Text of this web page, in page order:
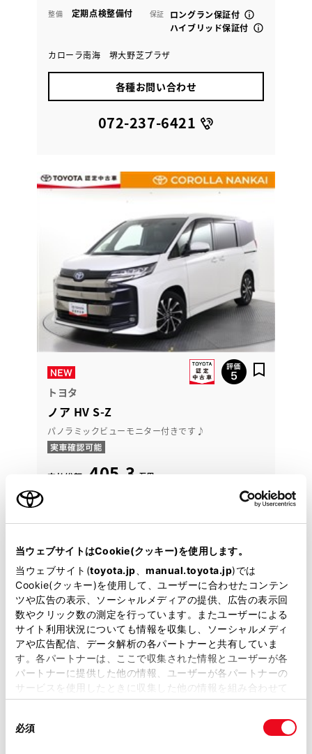
当ウェブサイトはCookie(クッキー)を使用します。
当ウェブサイト(toyota.jp manual.toyota.jp)では
Cookie(クッキー)を使用して、ユーザーに合わせたコンテン
ツや広告の表示、ソーシャルメディアの提供、広告の表示回
数やクリック数の測定を行っています。またユーザーによる
サイト利用状況についても情報を収集し、ソーシャルメディ
アや広告配信、データ解析の各パートナーと共有していま
す。各パートナーは、ここで収集された情報とユーザーが各
パートナーに提供した他の情報、ユーザーが各パートナーの
サービスを使用したときに収集した他の情報を組み合わせて
使用することがあります。当ウェブサイトの使用を続行する
必須
整備 定期点検整備付 保証
ロングラン保証付
ハイブリッド保証付
カローラ南海 堺大野芝プラザ
各種お問い合わせ
072-237-6421
トヨタ
ノア HV S-Z
パノラミックビューモニター付きです♪
支払総額 405.3 万円
月々58,200円
年式 2024年(R6年) 走行 32,000km
修復 なし 車検 2027年 3月
整備 定期点検整備付 保証
ロングラン保証付
ハイブリッド保証付
カローラ南海 南港プラザ
各種お問い合わせ